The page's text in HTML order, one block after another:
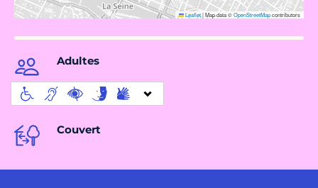
Leaflet|Map data ©OpenStreetMapcontributors
Adultes
Couvert